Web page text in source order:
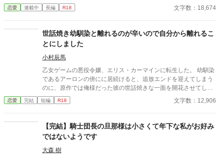
ない。 ある日、山の中で倒れている男性を発見。彼はなんと騎士
団長・レイルドで女嫌いの噂を持つ人物だった。 当然女嫌いの噂
が、レイルドには隠している秘密……性癖があった。 ――君の××
××、触らせてもらえないだろうか？
恋愛 連載中 長編 R18 文字数：18,674
世話焼き幼馴染と離れるのが辛いので自分から離れるこ
とにしました
小村辰馬
乙女ゲームの悪役令嬢、エリス・カーマインに転生した。 幼馴染
であるアーロンの傍にに居続けると、追放エンドを迎えてしまう
のに、原作では俺様だった彼の世話焼きな一面を開花させてしま
い、居心地の良い彼のそばを離れるのが辛くなってしまう。 なら
ば彼の代わりに男友達を作ろうと画策するがーー
恋愛 完結 短編 R18 文字数：12,906
【完結】騎士団長の旦那様は小さくて年下な私がお好み
ではないようです
大森 樹